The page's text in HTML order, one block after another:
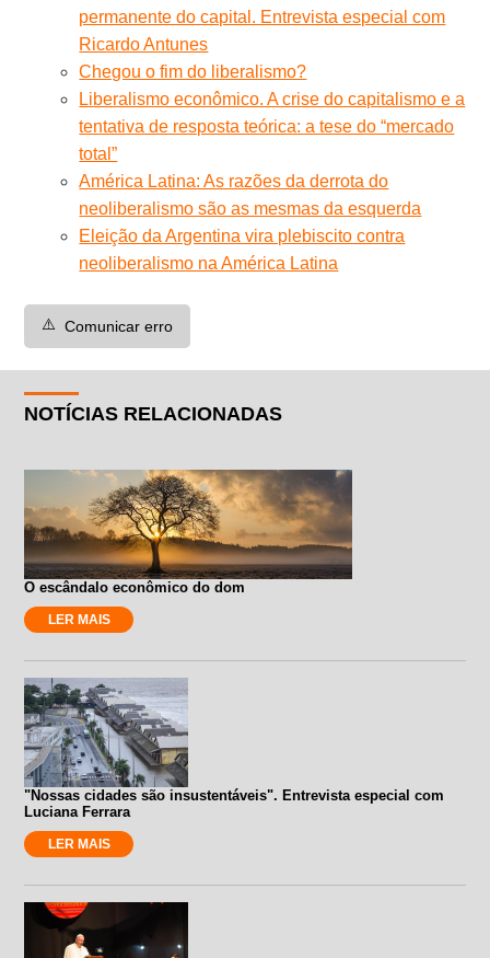
permanente do capital. Entrevista especial com
Ricardo Antunes
Chegou o fim do liberalismo?
Liberalismo econômico. A crise do capitalismo e a
tentativa de resposta teórica: a tese do “mercado
total”
América Latina: As razões da derrota do
neoliberalismo são as mesmas da esquerda
Eleição da Argentina vira plebiscito contra
neoliberalismo na América Latina
⚠️ Comunicar erro
NOTÍCIAS RELACIONADAS
O escândalo econômico do dom
LER MAIS
"Nossas cidades são insustentáveis". Entrevista especial com
Luciana Ferrara
LER MAIS